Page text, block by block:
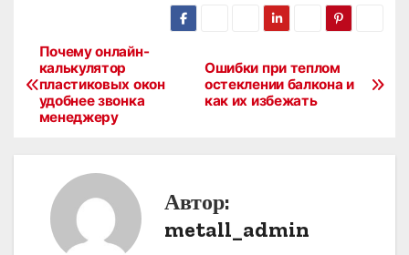
Н
а
Ошибки при теплом
остеклении балкона и
как их избежать
Почему онлайн-
калькулятор
пластиковых окон
удобнее звонка
менеджеру
Автор:
metall_admin